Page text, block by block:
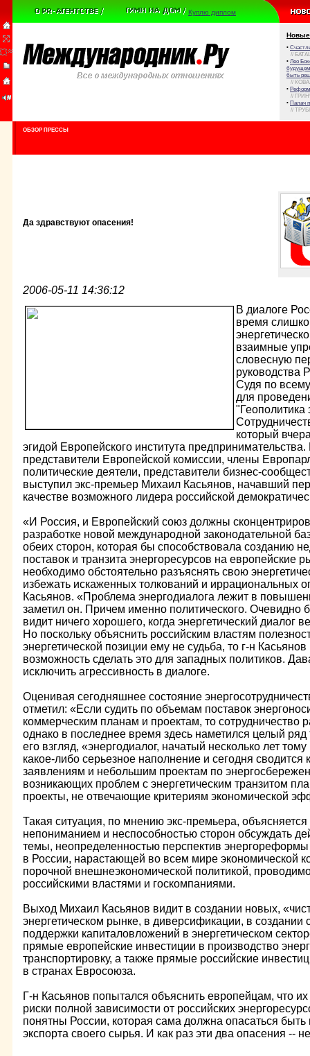
Куплю диплом
Новые
•
//
• Лео
будущем
быть
//
•
//
• Палач
//
ОБЗОР ПРЕССЫ
Да здравствуют опасения!
2006-05-11 14:36:12
В диалоге
время
взаимные
словесную
руководства
Судя по
для
"Геополитика
который
эгидой Европейского института
представители Европейской комиссии, члены
политические деятели, представители бизнес-
выступил экс-премьер Михаил Касьянов, начавший
качестве возможного лидера российской
«И Россия, и Европейский союз должны
разработке новой международной законодательной
обеих сторон, которая бы способствовала созданию
поставок и транзита энергоресурсов на европейские
необходимо обстоятельно разъяснять свою
избежать искаженных толкований и иррациональных
Касьянов. «Проблема энергодиалога лежит в
заметил он. Причем именно политического. Очевидно
видит ничего хорошего, когда энергетический диалог
Но поскольку объяснить российским властям
энергетической позиции ему не судьба, то г-н
возможность сделать это для западных политиков.
исключить агрессивность в диалоге.
Оценивая сегодняшнее состояние
отметил: «Если судить по объемам поставок
коммерческим планам и проектам, то сотрудничество
однако в последнее время здесь наметился целый
его взгляд, «энергодиалог, начатый несколько лет
какое-либо серьезное наполнение и сегодня
заявлениям и небольшим проектам по
возникающих проблем с энергетическим транзитом
проекты, не отвечающие критериям экономической
Такая ситуация, по мнению экс-премьера,
непониманием и неспособностью сторон обсуждать
темы, неопределенностью перспектив
в России, нарастающей во всем мире экономической
порочной внешнеэкономической политикой,
российскими властями и госкомпаниями.
Выход Михаил Касьянов видит в создании новых,
энергетическом рынке, в диверсификации, в создании
поддержки капиталовложений в энергетическом
прямые европейские инвестиции в производство
транспортировку, а также прямые российские
в странах Евросоюза.
Г-н Касьянов попытался объяснить европейцам, что
риски полной зависимости от российских
понятны России, которая сама должна опасаться
экспорта своего сырья. И как раз эти два опасения --